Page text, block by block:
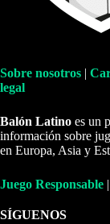
Sobre nosotros |
legal
Balón Latino es un
información sobre
en Europa, Asia y
Juego Responsable |
SÍGUENOS